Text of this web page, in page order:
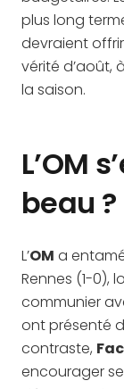
plus long
devraient
vérité d’août,
la saison.
L’OM
beau ?
L’OM a
Rennes (1-0),
communier
ont présenté
contraste,
encourager